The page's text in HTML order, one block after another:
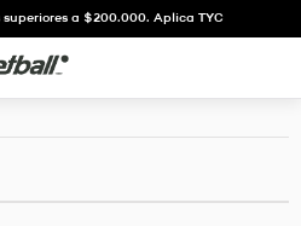
superiores a $200.000. Aplica TYC